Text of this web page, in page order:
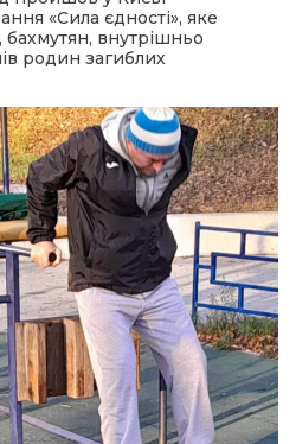
«Сила єдності», яке
бахмутян, внутрішньо
родин загиблих